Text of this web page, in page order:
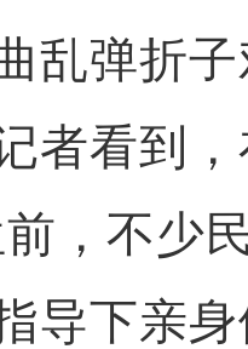
乱弹折
者看到
，不少
导下亲